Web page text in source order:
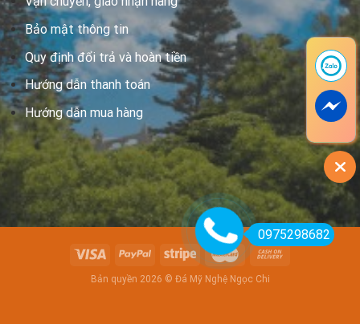
Bảo mật thông tin
Quy định đổi trả và hoàn tiền
Hướng dẫn thanh toán
Hướng dẫn mua hàng
Bản quyền 2026 © Đá Mỹ Nghệ Ngọc Chi
0975298682